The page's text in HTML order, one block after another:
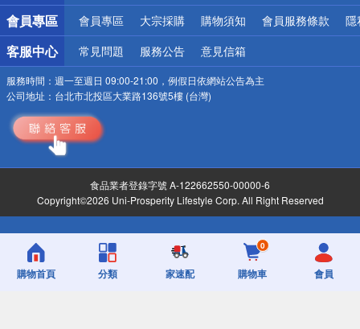
會員專區 會員專區 大宗採購 購物須知 會員服務條款 隱
客服中心 常見問題 服務公告 意見信箱
服務時間： 週一至週日 09:00-21:00，例假日依網站公告為主
公司地址： 台北市北投區大業路136號5樓 (台灣)
食品業者登錄字號 A-122662550-00000-6
Copyright©2026 Uni-Prosperity Lifestyle Corp. All Right Reserved
購物首頁 分類 家速配
0
購物車 會員